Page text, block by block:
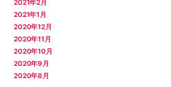
2021年2月
2021年1月
2020年12月
2020年11月
2020年10月
2020年9月
2020年8月